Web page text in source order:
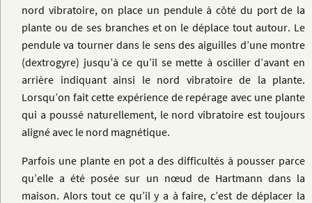
nord vibratoire, on place un pendule à côté du port de la
plante ou de ses branches et on le déplace tout autour. Le
pendule va tourner dans le sens des aiguilles d’une montre
(dextrogyre) jusqu’à ce qu’il se mette à osciller d’avant en
arrière indiquant ainsi le nord vibratoire de la plante.
Lorsqu’on fait cette expérience de repérage avec une plante
qui a poussé naturellement, le nord vibratoire est toujours
aligné avec le nord magnétique.
Parfois une plante en pot a des difficultés à pousser parce
qu’elle a été posée sur un nœud de Hartmann dans la
maison. Alors tout ce qu’il y a à faire, c’est de déplacer la